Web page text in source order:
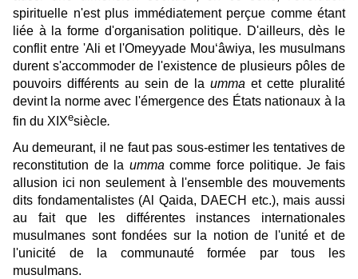
spirituelle n'est plus immédiatement perçue comme étant
liée à la forme d'organisation politique. D'ailleurs, dès le
conflit entre 'Ali et l'Omeyyade Mou‘âwiya, les musulmans
durent s'accommoder de l'existence de plusieurs pôles de
pouvoirs différents au sein de la umma et cette pluralité
devint la norme avec l'émergence des États nationaux à la
fin du XIXesiècle.
Au demeurant, il ne faut pas sous-estimer les tentatives de
reconstitution de la umma comme force politique. Je fais
allusion ici non seulement à l'ensemble des mouvements
dits fondamentalistes (Al Qaida, DAECH etc.), mais aussi
au fait que les différentes instances internationales
musulmanes sont fondées sur la notion de l'unité et de
l'unicité de la communauté formée par tous les
musulmans.